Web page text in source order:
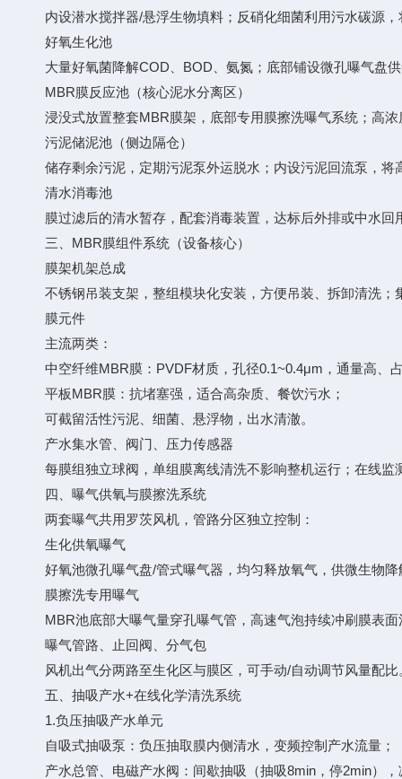
内设潜水搅拌器/悬浮生物填料；反硝化细菌利用污水碳源，
好氧生化池
大量好氧菌降解COD、BOD、氨氮；底部铺设微孔曝气盘供
MBR膜反应池（核心泥水分离区）
浸没式放置整套MBR膜架，底部专用膜擦洗曝气系统；高浓
污泥储泥池（侧边隔仓）
储存剩余污泥，定期污泥泵外运脱水；内设污泥回流泵，将
清水消毒池
膜过滤后的清水暂存，配套消毒装置，达标后外排或中水回
三、MBR膜组件系统（设备核心）
膜架机架总成
不锈钢吊装支架，整组模块化安装，方便吊装、拆卸清洗；
膜元件
主流两类：
中空纤维MBR膜：PVDF材质，孔径0.1~0.4μm，通量高、
平板MBR膜：抗堵塞强，适合高杂质、餐饮污水；
可截留活性污泥、细菌、悬浮物，出水清澈。
产水集水管、阀门、压力传感器
每膜组独立球阀，单组膜离线清洗不影响整机运行；在线监
四、曝气供氧与膜擦洗系统
两套曝气共用罗茨风机，管路分区独立控制：
生化供氧曝气
好氧池微孔曝气盘/管式曝气器，均匀释放氧气，供微生物降
膜擦洗专用曝气
MBR池底部大曝气量穿孔曝气管，高速气泡持续冲刷膜表面
曝气管路、止回阀、分气包
风机出气分两路至生化区与膜区，可手动/自动调节风量配比
五、抽吸产水+在线化学清洗系统
1.负压抽吸产水单元
自吸式抽吸泵：负压抽取膜内侧清水，变频控制产水流量；
产水总管、电磁产水阀：间歇抽吸（抽吸8min，停2min），